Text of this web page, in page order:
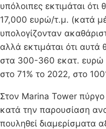
υπόλοιπες εκτιμάται
17,000 ευρώ/τ.μ. (κατά
υπολογίζονταν
αλλά εκτιμάται ότι αυτά
στα 300-360 εκατ. ευρώ
στο 71% το 2022, στο
Στον Marina Tower
κατά την παρουσίαση
πουληθεί διαμερίσματα